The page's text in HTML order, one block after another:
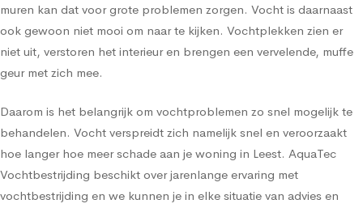
muren kan dat voor grote problemen zorgen. Vocht is daarnaast
ook gewoon niet mooi om naar te kijken. Vochtplekken zien er
niet uit, verstoren het interieur en brengen een vervelende, muffe
geur met zich mee.
Daarom is het belangrijk om vochtproblemen zo snel mogelijk te
behandelen. Vocht verspreidt zich namelijk snel en veroorzaakt
hoe langer hoe meer schade aan je woning in Leest. AquaTec
Vochtbestrijding beschikt over jarenlange ervaring met
vochtbestrijding en we kunnen je in elke situatie van advies en